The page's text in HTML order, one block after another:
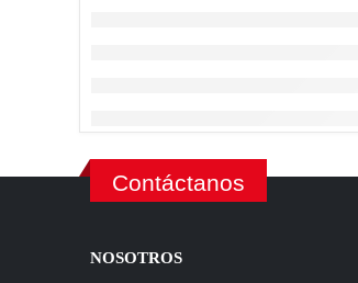
Contáctanos
NOSOTROS